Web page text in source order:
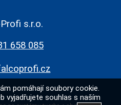
Profi s.r.o.
658 085
pomáhají soubory cookie.
vyjadřujete souhlas s naším